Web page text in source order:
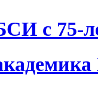
с 75-